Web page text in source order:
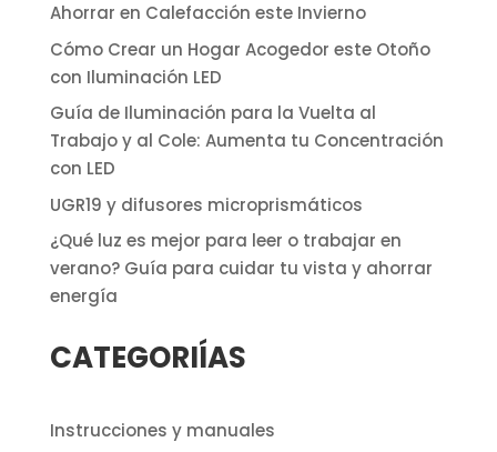
Ahorrar en Calefacción este Invierno
Cómo Crear un Hogar Acogedor este Otoño
con Iluminación LED
Guía de Iluminación para la Vuelta al
Trabajo y al Cole: Aumenta tu Concentración
con LED
UGR19 y difusores microprismáticos
¿Qué luz es mejor para leer o trabajar en
verano? Guía para cuidar tu vista y ahorrar
energía
CATEGORIÍAS
Instrucciones y manuales